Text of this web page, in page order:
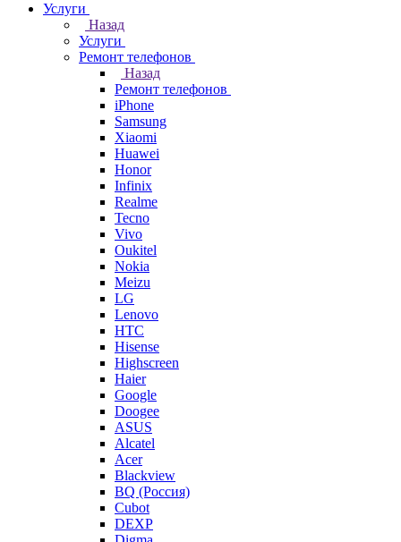
Услуги
Назад
Услуги
Ремонт телефонов
Назад
Ремонт телефонов
iPhone
Samsung
Xiaomi
Huawei
Honor
Infinix
Realme
Tecno
Vivo
Oukitel
Nokia
Meizu
LG
Lenovo
HTC
Hisense
Highscreen
Haier
Google
Doogee
ASUS
Alcatel
Acer
Blackview
BQ (Россия)
Cubot
DEXP